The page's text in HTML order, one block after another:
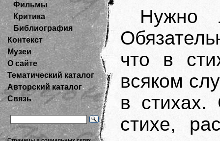
Фильмы
Критика
Библиография
Контекст
Музеи
О сайте
Тематический каталог
Авторский каталог
Связь
Нужно
что в
всяком
в стихах.
стихе,